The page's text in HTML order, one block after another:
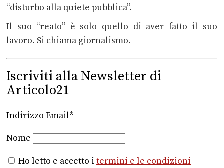
“disturbo alla quiete pubblica”.
Il suo “reato” è solo quello di aver fatto il suo
lavoro. Si chiama giornalismo.
Iscriviti alla Newsletter di
Articolo21
Indirizzo Email*
Nome
Ho letto e accetto i termini e le condizioni